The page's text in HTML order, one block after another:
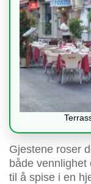
Gjestene roser
både vennlighet
til å spise i en